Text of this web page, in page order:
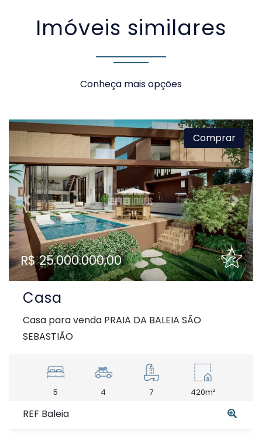
VOLTAR
Imóveis similares
Conheça mais opções
Previous Next
Comprar
R$ 25.000.000,00
Casa
Casa para venda PRAIA DA BALEIA SÃO
SEBASTIÃO
5 4 7 420m²
REF Baleia